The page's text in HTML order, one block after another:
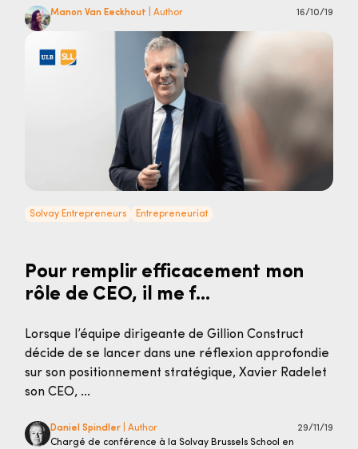
Manon Van Eeckhout | Author 16/10/19
Solvay Entrepreneurs Entrepreneuriat
Pour remplir efficacement mon
rôle de CEO, il me f...
Lorsque l’équipe dirigeante de Gillion Construct
décide de se lancer dans une réflexion approfondie
sur son positionnement stratégique, Xavier Radelet
son CEO, ...
Daniel Spindler
| Author
Chargé de conférence à la Solvay Brussels School en
29/11/19